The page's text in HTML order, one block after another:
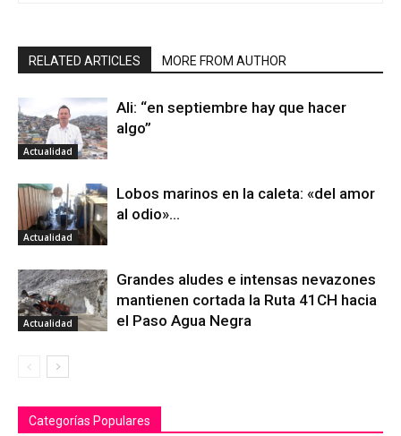
RELATED ARTICLES MORE FROM AUTHOR
Actualidad
Ali: “en septiembre hay que hacer
algo”
Actualidad
Lobos marinos en la caleta: «del amor
al odio»…
Actualidad
Grandes aludes e intensas nevazones
mantienen cortada la Ruta 41CH hacia
el Paso Agua Negra
Categorías Populares